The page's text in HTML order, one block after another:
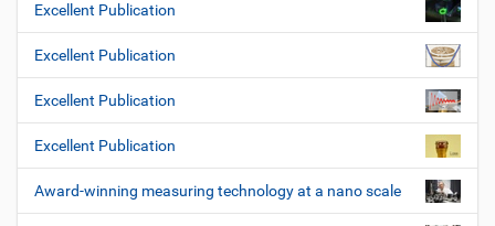
Excellent Publication
Excellent Publication
Excellent Publication
Excellent Publication
Award-winning measuring technology at a nano scale